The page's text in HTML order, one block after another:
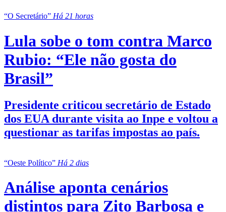
“O Secretário” Há 21 horas
Lula sobe o tom contra Marco
Rubio: “Ele não gosta do
Brasil”
Presidente criticou secretário de Estado
dos EUA durante visita ao Inpe e voltou a
questionar as tarifas impostas ao país.
“Oeste Político” Há 2 dias
Análise aponta cenários
distintos para Zito Barbosa e